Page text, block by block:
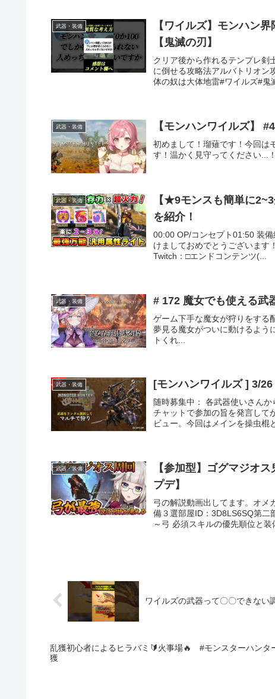
武器・装備
【ワイルズ】モンハン
【鬼滅の刃】
クリア後から作れるテンプレ剣
に倒せる攻略法アルバトリオン
体の奴は大体地雷#ワイルズ#
武器・装備
初めまして！瑠薙です！今回は
す！温かく見守ってください...！
武器・装備
【★9モンスも簡単に
を紹介！
00:00 OP/コンセプト01:50 装
けましておめでとうございます
Twitch：□エンドコンテンツ(...
武器・装備 # 172 魔女でも使える武
ゲーム下手な魔女が狩りをす
夢見る魔女がついに動けるよう
トくれ...
武器・装備 [モンハンワイルズ ] 3/
随時募集中： 各武器使いさ
チャットで参加の旨を発言して
ビュー。今回はメインを操虫棍
武器・装備
【参加型】ゴグマジオ
プデ】
弓の解説動画出してます。オメ
備３選​​部屋ID：3D8LS6SQ第二
～弓 必須スキルの優先順位と装
ワイルズの武器って〇〇できない
乱獲初心者によるヒラバミ🔰火事場🔥 #モンスターハンターワイルズ #mhwilds
獲